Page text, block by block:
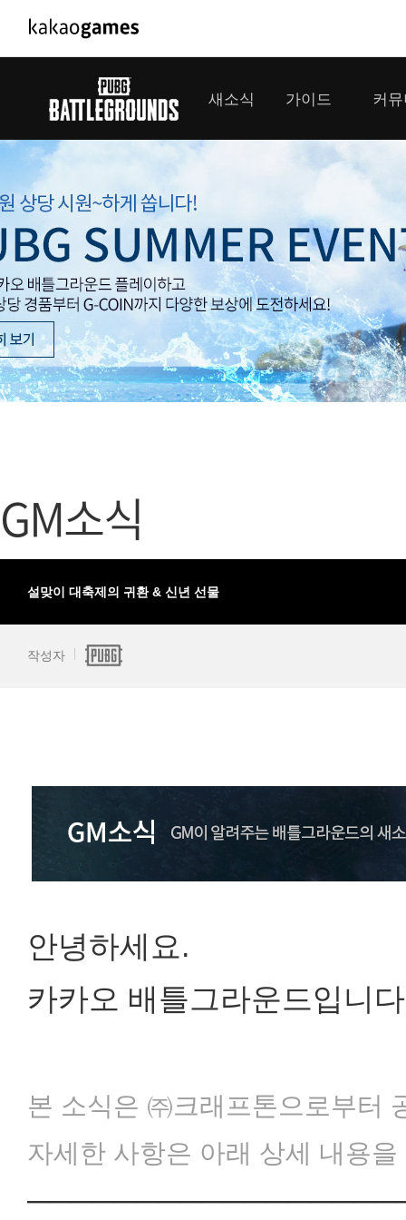
PC/모바일게임
도깨비의세계
아키에이지 워
아레스 : 라이즈 오브 가디언즈
배틀그라
패스 오브
패스 오브
모바일게임
우마무스메 프리티 더비
SMiniz
프렌즈팝콘
프렌즈타운
서비스
내정보
보안센터
새소식
이벤트
업데이트
대회소식
가이드 커
플레이
클랜
모집
GM소식
설맞이 대축제의 귀환 & 신년 선물
작성자
안녕하세요.
카카오 배틀그라운드입니
본 소식은 ㈜크래프톤으로부터
자세한 사항은 아래 상세 내용